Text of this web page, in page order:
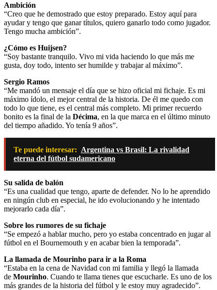
Ambición
“Creo que he demostrado que estoy preparado. Estoy aquí para
ayudar y tengo que ganar títulos, quiero ganarlo todo como jugador.
Tengo mucha ambición”.
¿Cómo es Huijsen?
“Soy bastante tranquilo. Vivo mi vida haciendo lo que más me
gusta, doy todo, intento ser humilde y trabajar al máximo”.
Sergio Ramos
“Me mandó un mensaje el día que se hizo oficial mi fichaje. Es mi
máximo ídolo, el mejor central de la historia. De él me quedo con
todo lo que tiene, es el central más completo. Mi primer recuerdo
bonito es la final de la Décima, en la que marca en el último minuto
del tiempo añadido. Yo tenía 9 años”.
Te puede interesar: Argentina vs Brasil: La rivalidad
eterna del fútbol sudamericano
Su salida de balón
“Es una cualidad que tengo, aparte de defender. No lo he aprendido
en ningún club en especial, he ido evolucionando y he intentado
mejorarlo cada día”.
Sobre los rumores de su fichaje
“Se empezó a hablar mucho, pero yo estaba concentrado en jugar al
fútbol en el Bournemouth y en acabar bien la temporada”.
La llamada de Mourinho para ir a la Roma
“Estaba en la cena de Navidad con mi familia y llegó la llamada
de Mourinho. Cuando te llama tienes que escucharle. Es uno de los
más grandes de la historia del fútbol y le estoy muy agradecido”.